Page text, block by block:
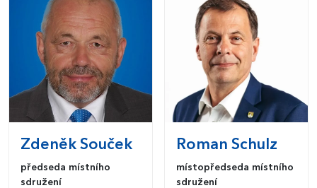
Zdeněk Souček
předseda místního
sdružení
Roman Schulz
místopředseda místního
sdružení